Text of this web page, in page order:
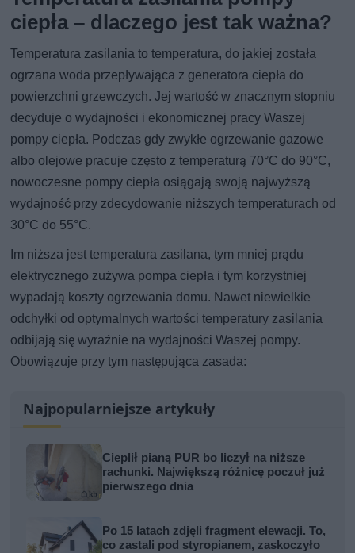
ciepła – dlaczego jest tak ważna?
Temperatura zasilania to temperatura, do jakiej została
ogrzana woda przepływająca z generatora ciepła do
powierzchni grzewczych. Jej wartość w znacznym stopniu
decyduje o wydajności i ekonomicznej pracy Waszej
pompy ciepła. Podczas gdy zwykłe ogrzewanie gazowe
albo olejowe pracuje często z temperaturą 70°C do 90°C,
nowoczesne pompy ciepła osiągają swoją najwyższą
wydajność przy zdecydowanie niższych temperaturach od
30°C do 55°C.
Im niższa jest temperatura zasilana, tym mniej prądu
elektrycznego zużywa pompa ciepła i tym korzystniej
wypadają koszty ogrzewania domu. Nawet niewielkie
odchyłki od optymalnych wartości temperatury zasilania
odbijają się wyraźnie na wydajności Waszej pompy.
Obowiązuje przy tym następująca zasada:
Najpopularniejsze artykuły
Cieplił pianą PUR bo liczył na niższe
rachunki. Największą różnicę poczuł już
pierwszego dnia
Po 15 latach zdjęli fragment elewacji. To,
co zastali pod styropianem, zaskoczyło